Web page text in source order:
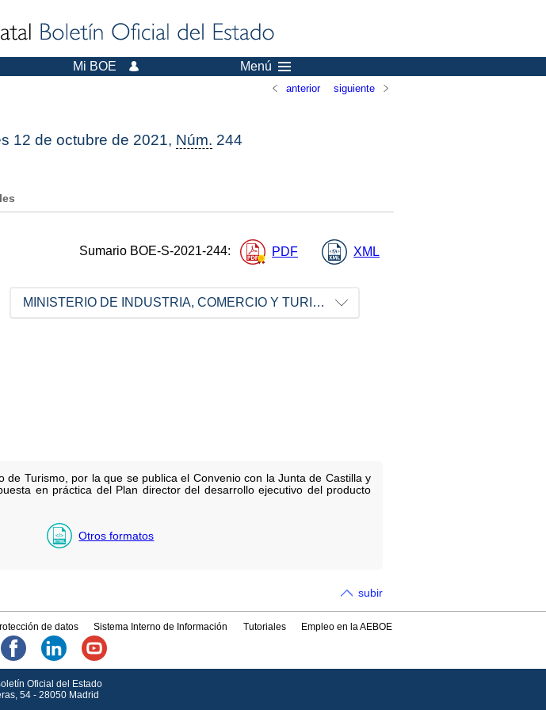
Mi BOE Menú
anterior siguiente
12 de octubre de 2021, Núm. 244
Sumario BOE-S-2021-244: PDF XML
MINISTERIO DE INDUSTRIA, COMERCIO Y TURISMO
Turismo, por la que se publica el Convenio con la Junta de Castilla y
en práctica del Plan director del desarrollo ejecutivo del producto
Otros formatos
subir
de datos Sistema Interno de Información Tutoriales Empleo en la AEBOE
Oficial del Estado
54 - 28050 Madrid